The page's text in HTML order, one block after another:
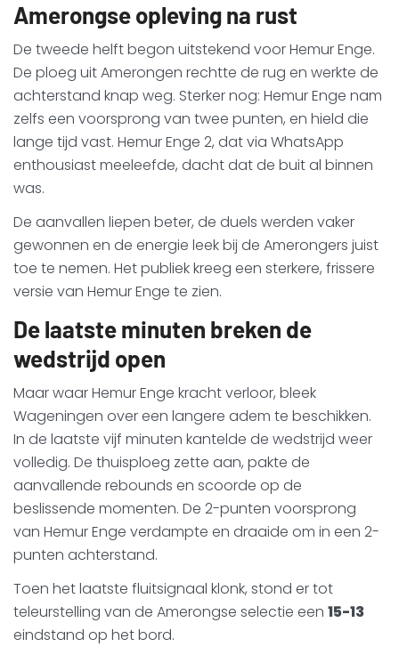
Amerongse opleving na rust
De tweede helft begon uitstekend voor Hemur Enge.
De ploeg uit Amerongen rechtte de rug en werkte de
achterstand knap weg. Sterker nog: Hemur Enge nam
zelfs een voorsprong van twee punten, en hield die
lange tijd vast. Hemur Enge 2, dat via WhatsApp
enthousiast meeleefde, dacht dat de buit al binnen
was.
De aanvallen liepen beter, de duels werden vaker
gewonnen en de energie leek bij de Amerongers juist
toe te nemen. Het publiek kreeg een sterkere, frissere
versie van Hemur Enge te zien.
De laatste minuten breken de
wedstrijd open
Maar waar Hemur Enge kracht verloor, bleek
Wageningen over een langere adem te beschikken.
In de laatste vijf minuten kantelde de wedstrijd weer
volledig. De thuisploeg zette aan, pakte de
aanvallende rebounds en scoorde op de
beslissende momenten. De 2-punten voorsprong
van Hemur Enge verdampte en draaide om in een 2-
punten achterstand.
Toen het laatste fluitsignaal klonk, stond er tot
teleurstelling van de Amerongse selectie een 15-13
eindstand op het bord.